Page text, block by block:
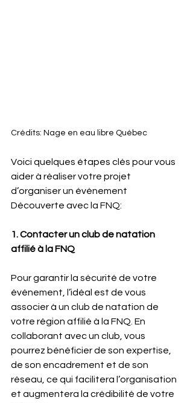
Crédits: Nage en eau libre Québec
Voici quelques étapes clés pour vous
aider à réaliser votre projet
d’organiser un événement
Découverte avec la FNQ:
1. Contacter un club de natation
affilié à la FNQ
Pour garantir la sécurité de votre
événement, l’idéal est de vous
associer à un club de natation de
votre région affilié à la FNQ. En
collaborant avec un club, vous
pourrez bénéficier de son expertise,
de son encadrement et de son
réseau, ce qui facilitera l’organisation
et augmentera la crédibilité de votre